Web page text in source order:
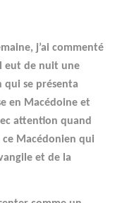
j’ai commenté
eut de nuit une
qui se présenta
en Macédoine et
attention quand
ce Macédonien qui
et de la